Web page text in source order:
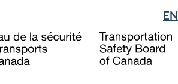
to
main
to
"About
government"
à
la
EN